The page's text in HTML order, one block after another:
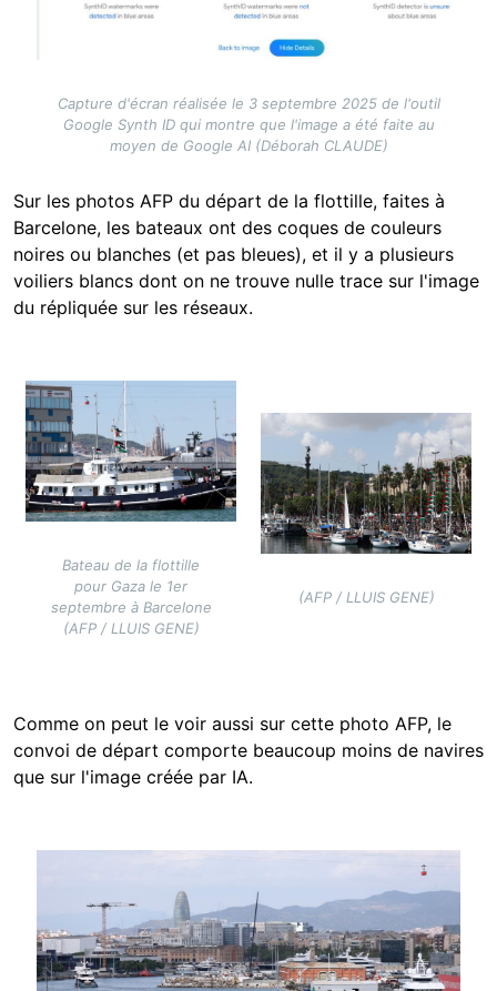
Capture d'écran réalisée le 3 septembre 2025 de l'outil
Google Synth ID qui montre que l'image a été faite au
moyen de Google AI (Déborah CLAUDE)
Sur les photos AFP du départ de la flottille, faites à
Barcelone, les bateaux ont des coques de couleurs
noires ou blanches (et pas bleues), et il y a plusieurs
voiliers blancs dont on ne trouve nulle trace sur l'image
du répliquée sur les réseaux.
Image
Bateau de la flottille
pour Gaza le 1er
septembre à Barcelone
(AFP / LLUIS GENE)
Image
(AFP / LLUIS GENE)
Comme on peut le voir aussi sur cette photo AFP, le
convoi de départ comporte beaucoup moins de navires
que sur l'image créée par IA.